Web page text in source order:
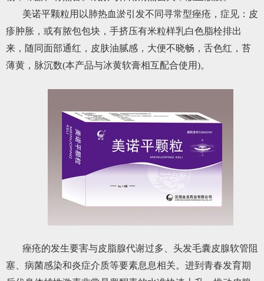
美诺平颗粒用以肺热血淤引发不同寻常型痤疮，症见：皮
疹肿胀，或有脓包包块，手挤压有米粒样乳白色脂栓排出
来，随同面部通红，皮肤油腻感，大便不晓畅，舌色红，苔
薄黄，脉沉数(本产品与冰黄软膏相互配合使用)。
痤疮的发生要害与皮脂腺代谢过多、头发毛囊皮腺软管阻
塞、病菌感染和炎症介质等要素息息相关。进到青春发育期